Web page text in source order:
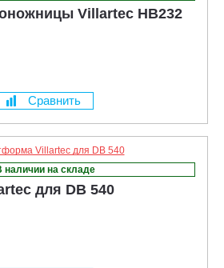
Villartec HB232
Сравнить
наличии на складе
для DB 540